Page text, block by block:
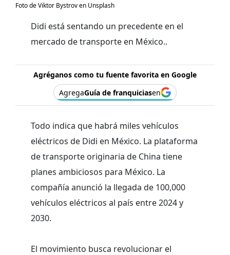
Foto de Viktor Bystrov en Unsplash
Didi está sentando un precedente en el
mercado de transporte en México..
Agréganos como tu fuente favorita en Google
AgregaGuía de franquiciasen
Todo indica que habrá miles vehículos
eléctricos de Didi en México. La plataforma
de transporte originaria de China tiene
planes ambiciosos para México. La
compañía anunció la llegada de 100,000
vehículos eléctricos al país entre 2024 y
2030.
El movimiento busca revolucionar el